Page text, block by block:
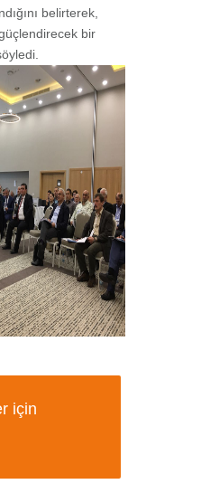
belirterek,
bir
için